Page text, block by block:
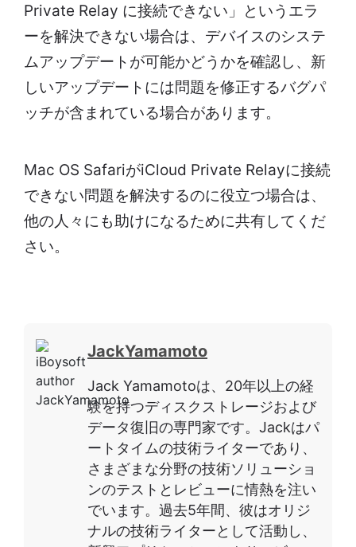
Private Relay に接続できない」というエラ
ーを解決できない場合は、デバイスのシステ
ムアップデートが可能かどうかを確認し、新
しいアップデートには問題を修正するバグパ
ッチが含まれている場合があります。
Mac OS SafariがiCloud Private Relayに接続
できない問題を解決するのに役立つ場合は、
他の人々にも助けになるために共有してくだ
さい。
JackYamamoto
Jack Yamamotoは、20年以上の経
験を持つディスクストレージおよび
データ復旧の専門家です。Jackはパ
ートタイムの技術ライターであり、
さまざまな分野の技術ソリューショ
ンのテストとレビューに情熱を注い
でいます。過去5年間、彼はオリジ
ナルの技術ライターとして活動し、